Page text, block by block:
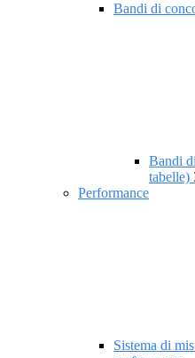
Bandi di
Bandi
tabelle)
Performance
Sistema di